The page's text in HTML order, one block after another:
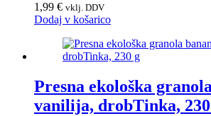
1,99 € vklj. DDV
Dodaj v košarico
Presna ekološka
vanilija, drobTinka,